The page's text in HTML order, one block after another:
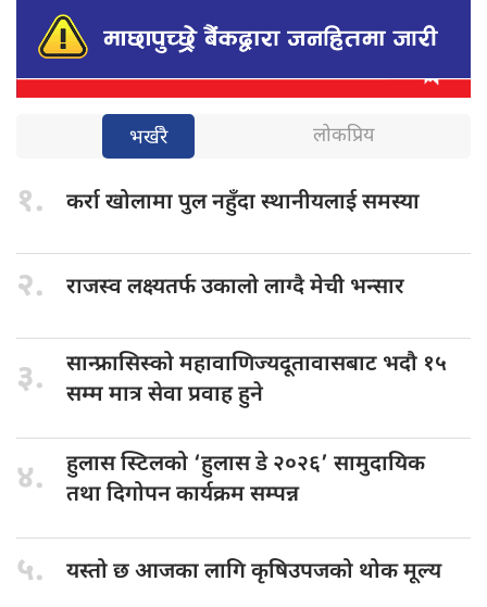
भर्खरै लोकप्रिय
१. कर्रा खोलामापुल नहुँदा स्थानीयलाई समस्या
२. राजस्व लक्ष्यतर्फउकालो लाग्दै मेची भन्सार
३. सान्फ्रासिस्को महावाणिज्यदूतावासबाट भदौ १५
सम्म मात्र सेवा प्रवाह हुने
४. हुलास स्टिलको ‘हुलास डे २०२६’ सामुदायिक
तथा दिगोपन कार्यक्रम सम्पन्न
५. यस्तो छआजका लागि कृषिउपजको थोक मूल्य